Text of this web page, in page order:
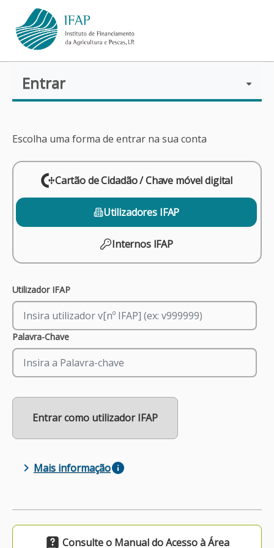
O IFAP
INFORMAÇÕES
PAGAMENTOS
APOIO AO BENEFICIÁRIO
Entrar / Registar
Entrar
Escolha uma forma de entrar na sua conta
Cartão de Cidadão / Chave móvel digital
Utilizadores IFAP
Internos IFAP
Sign In
Utilizador IFAP
Palavra-Chave
Entrar como utilizador IFAP
Mais informação
Consulte o Manual do Acesso à Área